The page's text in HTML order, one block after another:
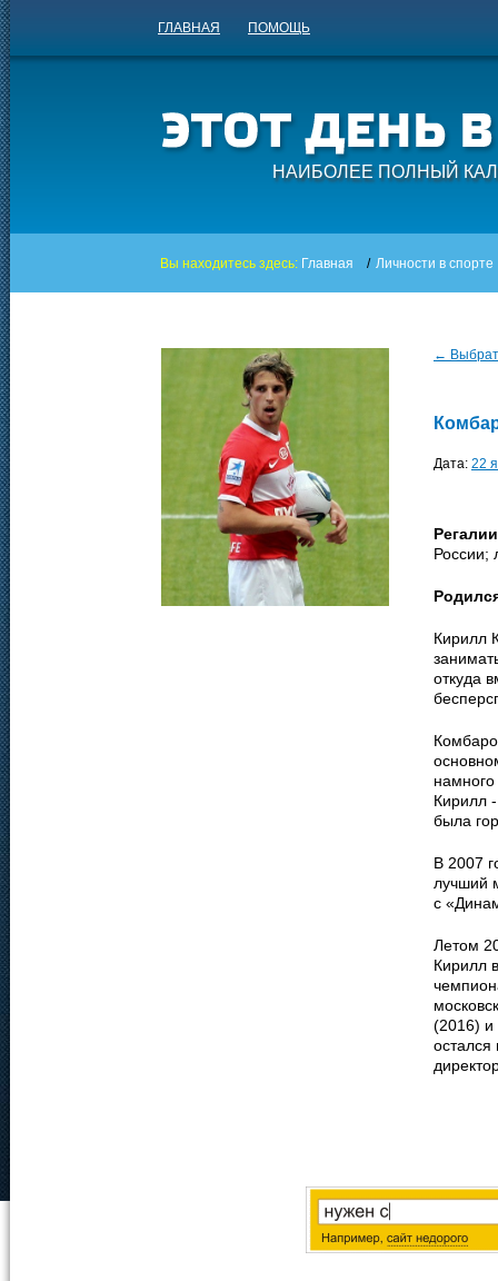
ГЛАВНАЯ ПОМОЩЬ
НАИБОЛЕЕ ПОЛНЫЙ
Вы находитесь здесь: Главная / Личности в спорте
←
Дата: 22
России;
Кирилл
откуда
Кирилл
была
В 2007
лучший
с
Летом
Кирилл
(2016) и
остался